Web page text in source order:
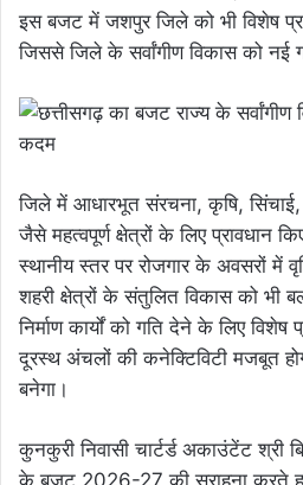
इस बजट में जशपुर जिले को भी विशेष
जिससे जिले के सर्वांगीण विकास को नई
जिले में आधारभूत संरचना, कृषि, सिंचाई,
जैसे महत्वपूर्ण क्षेत्रों के लिए प्रावधान
स्थानीय स्तर पर रोजगार के अवसरों में
शहरी क्षेत्रों के संतुलित विकास को भी
निर्माण कार्यों को गति देने के लिए
दूरस्थ अंचलों की कनेक्टिविटी मजबूत
बनेगा।
कुनकुरी निवासी चार्टर्ड अकाउंटेंट श्री
के बजट 2026-27 की सराहना करते